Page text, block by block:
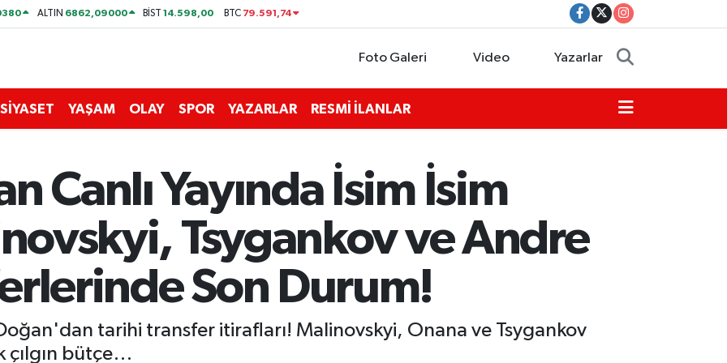
ALTIN 6862,09000 BİST14.598,00 BTC 79.591,74
Foto Galeri Video Yazarlar
SİYASET YAŞAM OLAY SPOR YAZARLAR RESMİ İLANLAR
Canlı Yayında İsim İsim
Tsygankov ve Andre
Son Durum!
tarihi transfer itirafları! Malinovskyi, Onana ve Tsygankov
çılgın bütçe…